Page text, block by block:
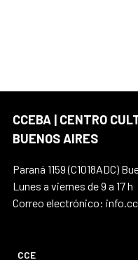
CCEBA | CENTRO
BUENOS AIRES
Paraná 1159 (C1018ADC)
Lunes a viernes de 9 a 17 h
Correo electrónico:
CCE